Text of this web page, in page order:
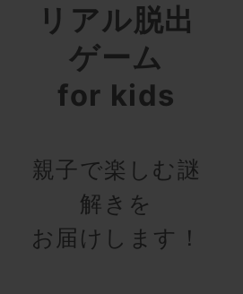
リアル脱出
ゲーム
for kids
親子で楽しむ謎
解きを
お届けします！